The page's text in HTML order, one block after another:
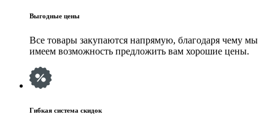
Выгодные цены
Все товары закупаются напрямую, благодаря чему мы
имеем возможность предложить вам хорошие цены.
Гибкая система скидок